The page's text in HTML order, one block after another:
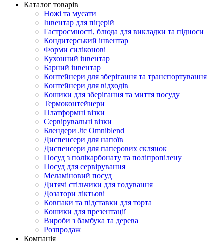
Каталог товарів
Ножі та мусати
Інвентар для піцерій
Гастроємності, блюда для викладки та підноси
Кондитерський інвентар
Форми силіконові
Кухонний інвентар
Барний інвентар
Контейнери для зберігання та транспортування
Контейнери для відходів
Кошики для зберігання та миття посуду
Термоконтейнери
Платформні візки
Сервірувальні візки
Блендери Jtc Omniblend
Диспенсери для напоїв
Диспенсери для паперових склянок
Посуд з полікарбонату та поліпропілену
Посуд для сервірування
Меламіновий посуд
Дитячі стільчики для годування
Дозатори ліктьові
Ковпаки та підставки для торта
Кошики для презентації
Вироби з бамбука та дерева
Розпродаж
Компанія